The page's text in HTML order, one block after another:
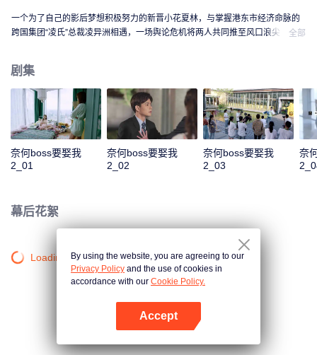
一个为了自己的影后梦想积极努力的新晋小花夏林，与掌握港东市经济命脉的
跨国集团“凌氏”总裁凌异洲相遇，一场舆论危机将两人共同推至风口浪尖，无论
全部
剧集
奈何boss要娶我
2_01
奈何boss要娶我
2_02
奈何boss要娶我
2_03
奈
幕后花絮
Loading…By using the website, you are agreeing to our
Privacy Policy and the use of cookies in
accordance with our Cookie Policy.
Accept